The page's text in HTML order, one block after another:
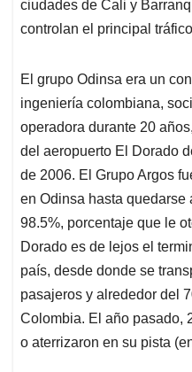
ciudades de Cali y
controlan el principal
El grupo Odinsa era un
ingeniería colombiana,
operadora durante 20
del aeropuerto El Dorado
de 2006. El Grupo Argos
en Odinsa hasta quedarse
98.5%, porcentaje que le
Dorado es de lejos el
país, desde donde se
pasajeros y alrededor del
Colombia. El año pasado,
o aterrizaron en su pista